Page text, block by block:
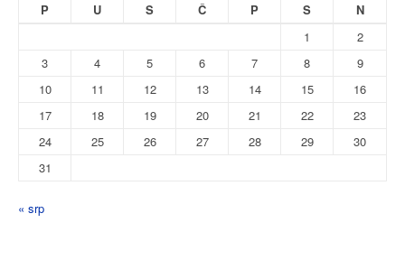
P U S Č P S
N
1
2
3
4 5 6 7 8
9
10
11 12 13 14 15
16
17
18 19 20 21 22
23
24
25 26 27 28 29
30
31
« srp